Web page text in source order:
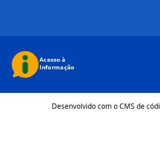
Desenvolvido com o CMS de